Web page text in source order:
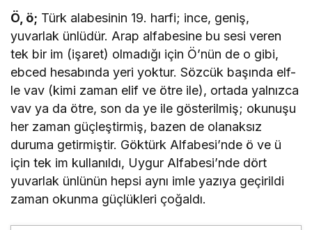
Ö, ö; Türk alabesinin 19. harfi; ince, geniş,
yuvarlak ünlüdür. Arap alfabesine bu sesi veren
tek bir im (işaret) olmadığı için Ö’nün de o gibi,
ebced hesabında yeri yoktur. Sözcük başında elf-
le vav (kimi zaman elif ve ötre ile), ortada yalnızca
vav ya da ötre, son da ye ile gösterilmiş; okunuşu
her zaman güçleştirmiş, bazen de olanaksız
duruma getirmiştir. Göktürk Alfabesi’nde ö ve ü
için tek im kullanıldı, Uygur Alfabesi’nde dört
yuvarlak ünlünün hepsi aynı imle yazıya geçirildi
zaman okunma güçlükleri çoğaldı.